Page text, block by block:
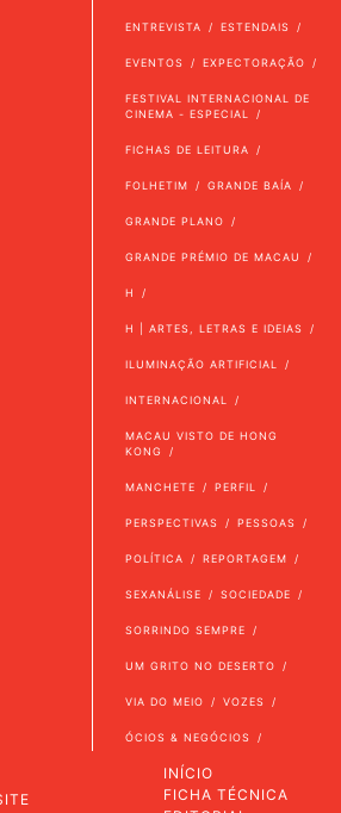
ENTREVISTA ESTENDAIS
EVENTOS EXPECTORAÇÃO
FESTIVAL INTERNACIONAL DE
CINEMA - ESPECIAL
FICHAS DE LEITURA
FOLHETIM GRANDE BAÍA
GRANDE PLANO
GRANDE PRÉMIO DE MACAU
H
H | ARTES, LETRAS E IDEIAS
ILUMINAÇÃO ARTIFICIAL
INTERNACIONAL
MACAU VISTO DE HONG
KONG
MANCHETE PERFIL
PERSPECTIVAS PESSOAS
POLÍTICA REPORTAGEM
SEXANÁLISE SOCIEDADE
SORRINDO SEMPRE
UM GRITO NO DESERTO
VIA DO MEIO VOZES
ÓCIOS & NEGÓCIOS
INÍCIO
FICHA TÉCNICA